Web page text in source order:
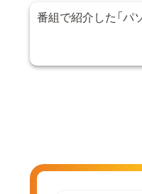
番組で紹介した「